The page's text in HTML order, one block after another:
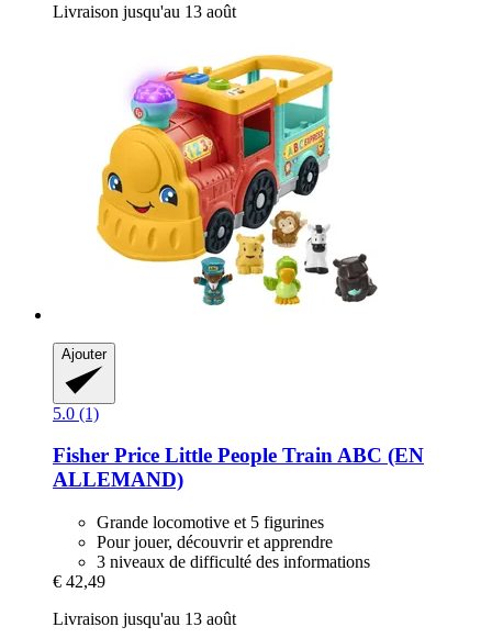
Livraison jusqu'au 13 août
Ajouter
5.0 (1)
Fisher Price Little People Train ABC (EN
ALLEMAND)
Grande locomotive et 5 figurines
Pour jouer, découvrir et apprendre
3 niveaux de difficulté des informations
€ 42,49
Livraison jusqu'au 13 août